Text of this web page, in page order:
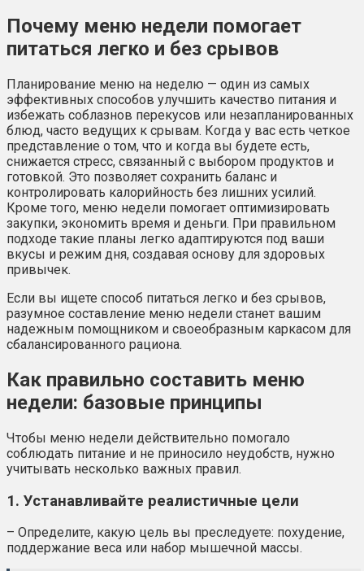
Почему меню недели помогает
питаться легко и без срывов
Планирование меню на неделю — один из самых
эффективных способов улучшить качество питания и
избежать соблазнов перекусов или незапланированных
блюд, часто ведущих к срывам. Когда у вас есть четкое
представление о том, что и когда вы будете есть,
снижается стресс, связанный с выбором продуктов и
готовкой. Это позволяет сохранить баланс и
контролировать калорийность без лишних усилий.
Кроме того, меню недели помогает оптимизировать
закупки, экономить время и деньги. При правильном
подходе такие планы легко адаптируются под ваши
вкусы и режим дня, создавая основу для здоровых
привычек.
Если вы ищете способ питаться легко и без срывов,
разумное составление меню недели станет вашим
надежным помощником и своеобразным каркасом для
сбалансированного рациона.
Как правильно составить меню
недели: базовые принципы
Чтобы меню недели действительно помогало
соблюдать питание и не приносило неудобств, нужно
учитывать несколько важных правил.
1. Устанавливайте реалистичные цели
– Определите, какую цель вы преследуете: похудение,
поддержание веса или набор мышечной массы.